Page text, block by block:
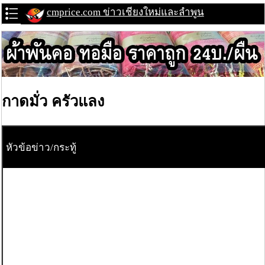
cmprice.com ข่าวเชียงใหม่และลำพูน
กาดมั่ว ครัวแลง
หัวข้อข่าว/กระทู้